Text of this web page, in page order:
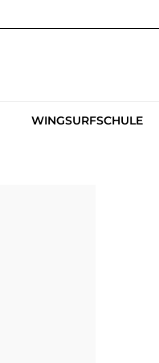
WINGSURFSCHULE